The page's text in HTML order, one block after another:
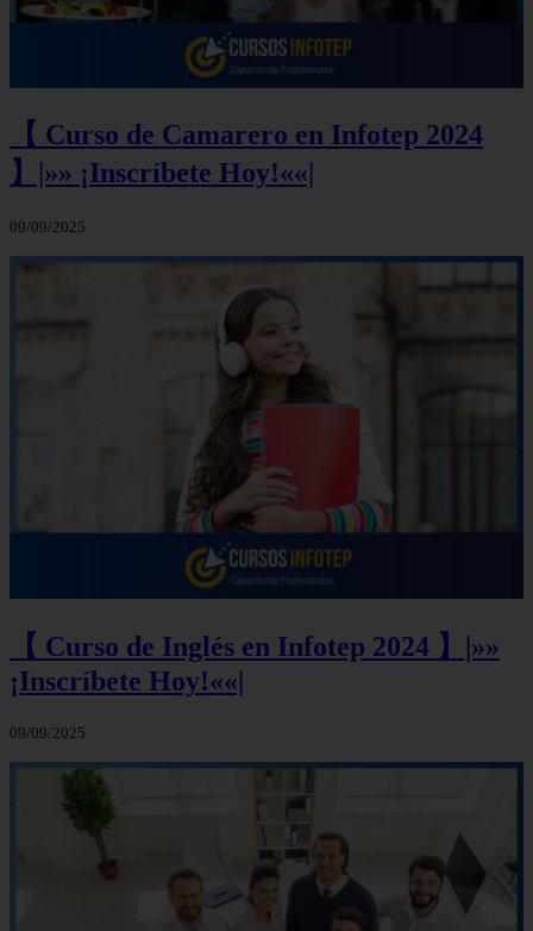
【 Curso de Camarero en Infotep 2024
】|»» ¡Inscríbete Hoy!««|
09/09/2025
【 Curso de Inglés en Infotep 2024 】|»»
¡Inscríbete Hoy!««|
09/09/2025